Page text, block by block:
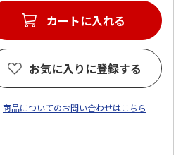
カートに入れる
お気に入りに登録する
商品についてのお問い合わせはこちら